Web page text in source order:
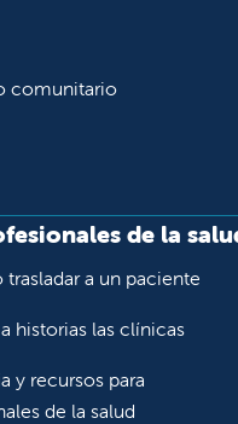
comunitario
de la
trasladar a un paciente
historias las clínicas
y recursos para
de la salud